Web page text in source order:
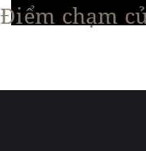
Điểm chạm